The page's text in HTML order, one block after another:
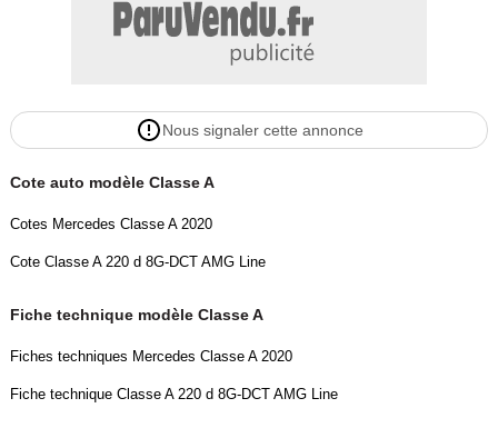
Nous signaler cette annonce
Cote auto modèle Classe A
Cotes Mercedes Classe A 2020
Cote Classe A 220 d 8G-DCT AMG Line
Fiche technique modèle Classe A
Fiches techniques Mercedes Classe A 2020
Fiche technique Classe A 220 d 8G-DCT AMG Line